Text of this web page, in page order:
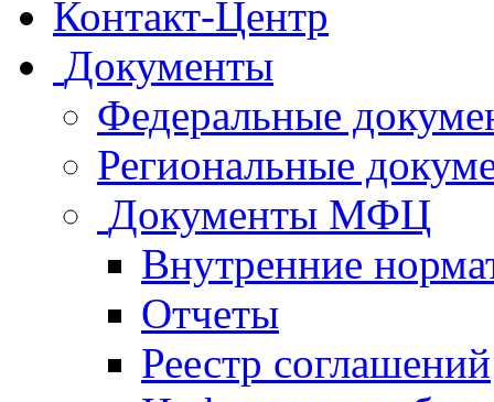
Контакт-Центр
Документы
Федеральные
Региональные
Документы МФЦ
Внутренние
Отчеты
Реестр соглашений